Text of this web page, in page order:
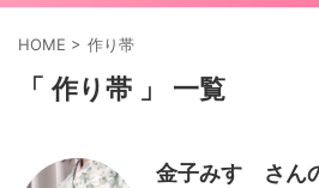
HOME > 作り帯
「 作り帯 」 一覧
金子みすゞさん